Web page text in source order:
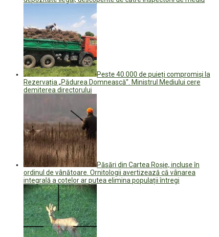
Peste 40.000 de puieți compromiși la
Rezervația „Pădurea Domnească”. Ministrul Mediului cere
demiterea directorului
Păsări din Cartea Roșie, incluse în
ordinul de vânătoare. Ornitologii avertizează că vânarea
integrală a cotelor ar putea elimina populații întregi